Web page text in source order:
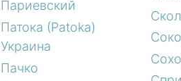
Париевский
Патока (Patoka)
Украина
Пачко